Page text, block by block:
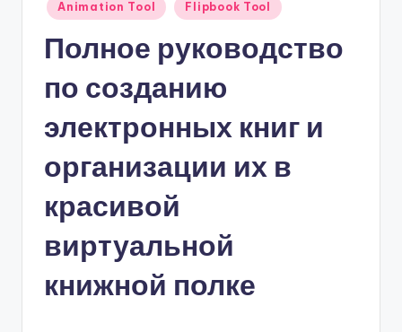
Animation Tool Flipbook Tool
Полное руководство
по созданию
электронных книг и
организации их в
красивой
виртуальной
книжной полке